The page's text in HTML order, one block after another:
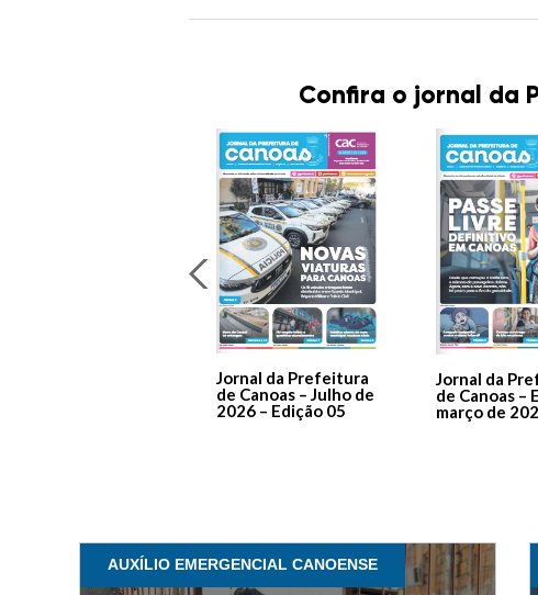
Confira o jornal da
Jornal da Prefeitura
de Canoas – Julho de
2026 – Edição 05
Jornal da
de Canoas –
março de
AUXÍLIO EMERGENCIAL CANOENSE